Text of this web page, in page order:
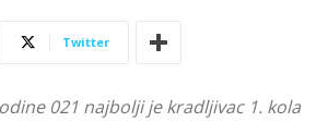
Twitter
021 najbolji je kradljivac 1. kola